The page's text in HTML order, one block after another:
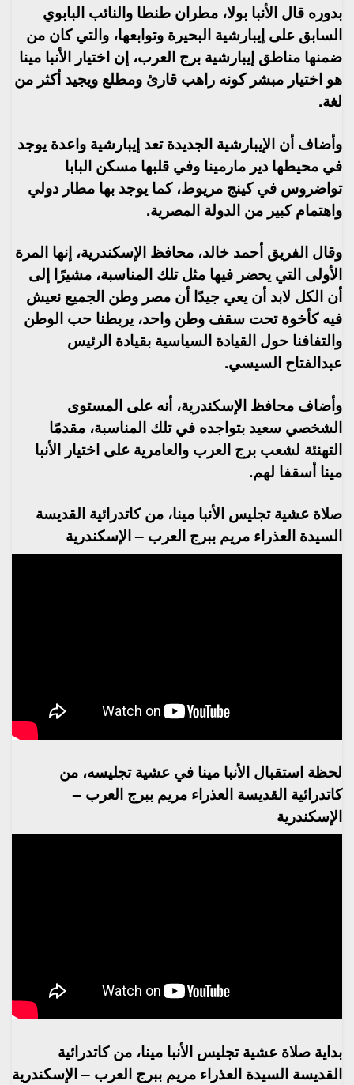
بدوره قال الأنبا بولا، مطران طنطا والنائب البابوي
السابق على إيبارشية البحيرة وتوابعها، والتي كان من
ضمنها مناطق إيبارشية برج العرب، إن اختيار الأنبا مينا
هو اختيار مبشر كونه راهب قارئ ومطلع ويجيد أكثر من
لغة.
وأضاف أن الإيبارشية الجديدة تعد إيبارشية واعدة يوجد
في محيطها دير مارمينا وفي قلبها مسكن البابا
تواضروس في كينج مريوط، كما يوجد بها مطار دولي
واهتمام كبير من الدولة المصرية.
وقال الفريق أحمد خالد، محافظ الإسكندرية، إنها المرة
الأولى التي يحضر فيها مثل تلك المناسبة، مشيرًا إلى
أن الكل لابد أن يعي جيدًا أن مصر وطن الجميع نعيش
فيه كأخوة تحت سقف وطن واحد، يربطنا حب الوطن
والتفافنا حول القيادة السياسية بقيادة الرئيس
عبدالفتاح السيسي.
وأضاف محافظ الإسكندرية، أنه على المستوى
الشخصي سعيد بتواجده في تلك المناسبة، مقدمًا
التهنئة لشعب برج العرب والعامرية على اختيار الأنبا
مينا أسقفا لهم.
صلاة عشية تجليس الأنبا مينا، من كاتدرائية القديسة
السيدة العذراء مريم ببرج العرب – الإسكندرية
لحظة استقبال الأنبا مينا في عشية تجليسه، من
كاتدرائية القديسة العذراء مريم ببرج العرب –
الإسكندرية
بداية صلاة عشية تجليس الأنبا مينا، من كاتدرائية
القديسة السيدة العذراء مريم ببرج العرب – الإسكندرية